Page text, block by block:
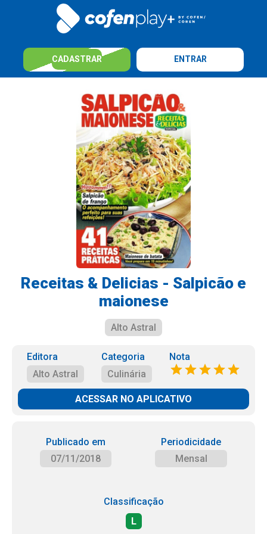
CADASTRAR ENTRAR
Receitas & Delicias - Salpicão e
maionese
Alto Astral
Editora
Alto Astral
Categoria
Culinária
Nota
ACESSAR NO APLICATIVO
Publicado em
07/11/2018
Periodicidade
Mensal
Classificação
L